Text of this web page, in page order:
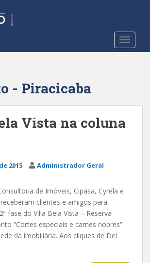
- Piracicaba
Vista na coluna
2015 Administrador Geral
de Imóveis, Cipasa, Cyrela e
clientes e amigos para
fase do Villa Bela Vista – Reserva
“Cortes especiais e carnes nobres”
da imobiliária. Aos cliques de Del